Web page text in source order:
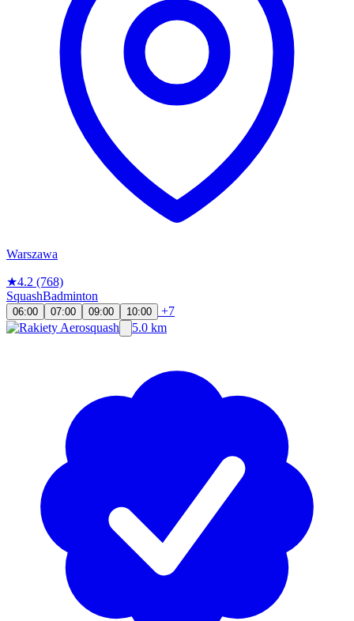
Warszawa
★4.2 (768)
SquashBadminton
06:00 07:00 09:00 10:00
+7
5.0 km